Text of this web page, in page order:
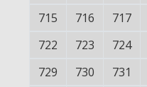
715
716 717
722
723 724
729
730 731